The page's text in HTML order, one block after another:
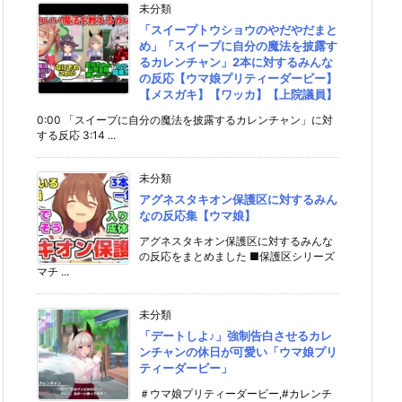
未分類
「スイープトウショウのやだやだまと
め」「スイープに自分の魔法を披露す
るカレンチャン」2本に対するみんな
の反応【ウマ娘プリティーダービー】
【メスガキ】【ワッカ】【上院議員】
0:00 「スイープに自分の魔法を披露するカレンチャン」に対
する反応 3:14 ...
未分類
アグネスタキオン保護区に対するみん
なの反応集【ウマ娘】
アグネスタキオン保護区に対するみんな
の反応をまとめました ■保護区シリーズ
マチ ...
未分類
「デートしよ♪」強制告白させるカレ
ンチャンの休日が可愛い「ウマ娘プリ
ティーダービー」
＃ウマ娘プリティーダービー,#カレンチ